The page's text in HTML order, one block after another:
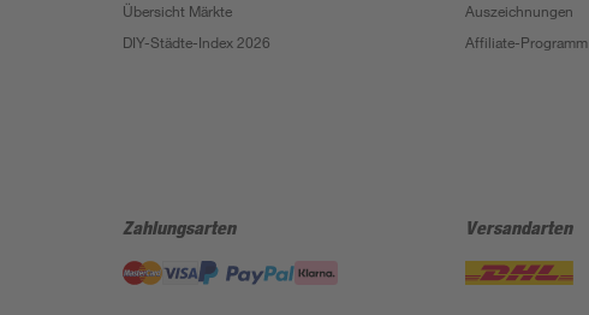
Übersicht Märkte
DIY-Städte-Index 2026
Auszeichnungen
Affiliate-Programm
Zahlungsarten Versandarten